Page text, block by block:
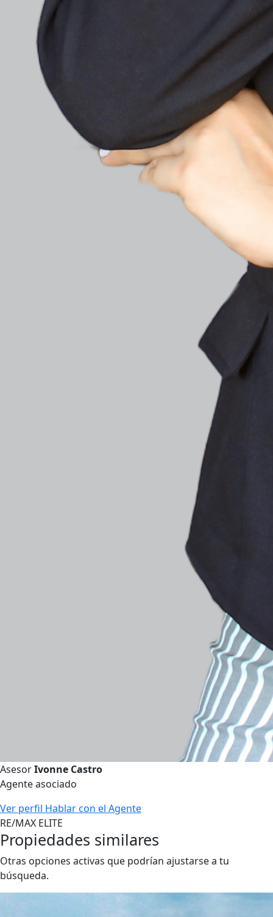
AsesorIvonne Castro
Agente asociado
Ver perfil Hablar con el Agente
RE/MAX ELITE
Propiedades similares
Otras opciones activas que podrían ajustarse a tu
búsqueda.